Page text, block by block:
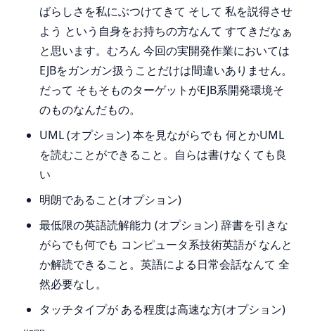
ばらしさを私にぶつけてきて そして 私を説得させ
よう という自身をお持ちの方なんて すてきだなぁ
と思います。むろん 今回の実開発作業においては
EJBをガンガン扱うことだけは間違いありません。
だって そもそものターゲットがEJB系開発環境そ
のものなんだもの。
UML (オプション) 本を見ながらでも 何とかUML
を読むことができること。自らは書けなくても良
い
明朗であること(オプション)
最低限の英語読解能力 (オプション) 辞書を引きな
がらでも何でも コンピュータ系技術英語が なんと
か解読できること。英語による日常会話なんて 全
然必要なし。
タッチタイプが ある程度は高速な方(オプション)